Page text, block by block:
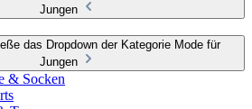
Jungen
das Dropdown der Kategorie Mode für
Jungen
& Socken